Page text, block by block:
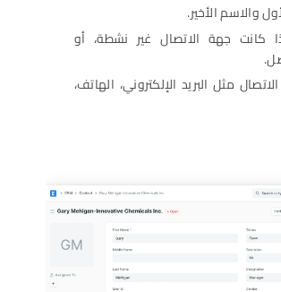
والاسم الأخير.
كانت جهة الاتصال غير نشطة، أو
مثل البريد الإلكتروني، الهاتف،